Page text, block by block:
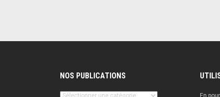
NOS PUBLICATIONS
Nos En